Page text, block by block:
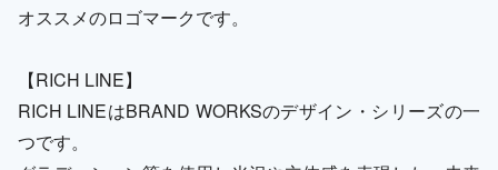
オススメのロゴマークです。
【RICH LINE】
RICH LINEはBRAND WORKSのデザイン・シリーズの一
つです。